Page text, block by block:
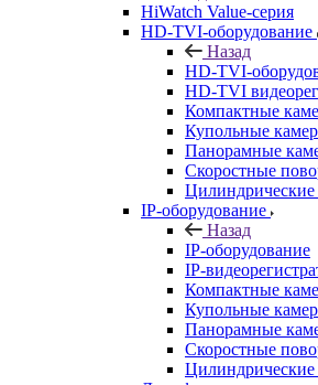
HiWatch Value-серия
HD-TVI-оборудование
Назад
HD-TVI-
HD-TVI
Компактные
Купольные
Панорамные
Скоростные
IP-оборудование
Назад
IP-оборудование
IP-
Компактные
Купольные
Панорамные
Скоростные